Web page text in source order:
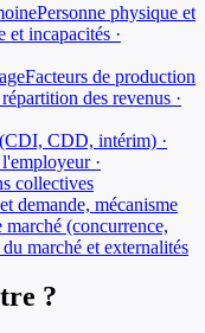
Personne physique et
et incapacités ·
Facteurs de production
des revenus ·
CDD, intérim) ·
·
collectives
demande, mécanisme
(concurrence,
marché et externalités
?